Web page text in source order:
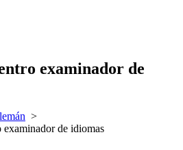
examinador de
>
de idiomas